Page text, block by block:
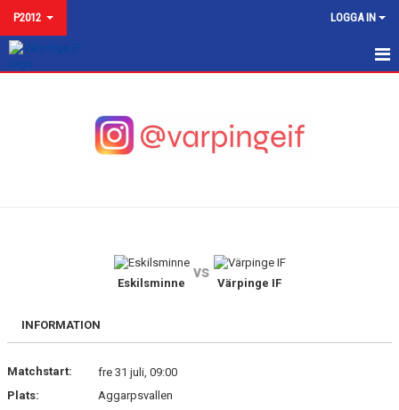
P2012 LOGGA IN
KONTAKT
Eskilsminne
vs
Värpinge IF
INFORMATION
Matchstart:
fre 31 juli, 09:00
Plats:
Aggarpsvallen